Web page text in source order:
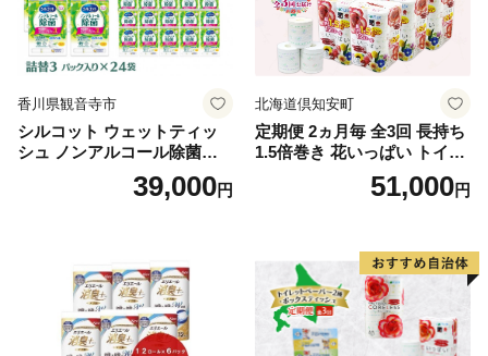
香川県観音寺市
シルコット ウェットティッ
シュ ノンアルコール除菌詰
替（43枚×3P）×24袋 日用品
おもちゃ 拭き取り 手拭き 外
39,000円
北海道倶知安町
定期便 2ヵ月毎 全3回 長持ち
1.5倍巻き 花いっぱい トイレ
ットペーパー ダブル 45ｍ 計
72ロール 全18種 花柄 プリン
ー 消耗品 備蓄 送料無料 北海
道 倶知安町 日用品
51,000円